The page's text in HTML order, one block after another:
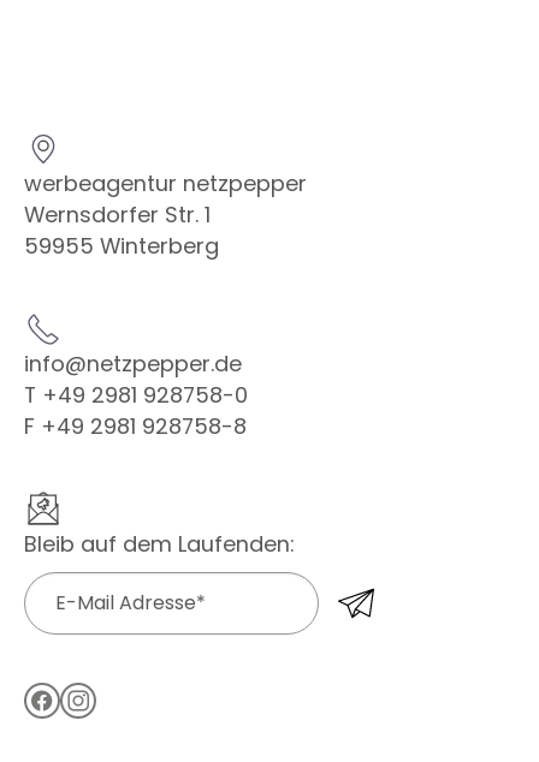
werbeagentur netzpepper
Wernsdorfer Str. 1
59955 Winterberg
info@netzpepper.de
T +49 2981 928758-0
F +49 2981 928758-8
Bleib auf dem Laufenden: